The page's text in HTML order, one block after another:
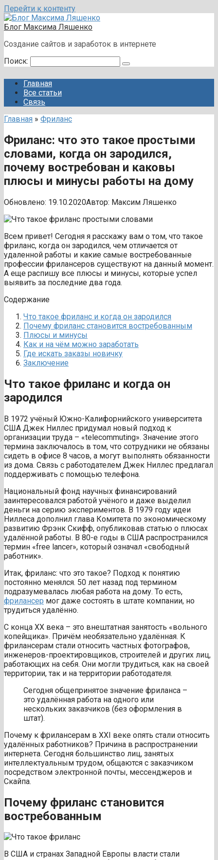
Перейти к контенту
Блог Максима Ляшенко
Создание сайтов и заработок в интернете
Поиск:
Главная
Все статьи
Связь
Главная » Фриланс
Фриланс: что это такое простыми
словами, когда он зародился,
почему востребован и каковы
плюсы и минусы работы на дому
Обновлено: 19.10.2020Автор: Максим Ляшенко
Всем привет! Сегодня я расскажу вам о том, что такое
фриланс, когда он зародился, чем отличается от
удаленной работы и какие самые востребованные
профессии фрилансеров существуют на данный момент.
А еще распишу все плюсы и минусы, которые успел
выявить за последние два года.
Содержание
Что такое фриланс и когда он зародился
Почему фриланс становится востребованным
Плюсы и минусы
Как и на чём можно заработать
Где искать заказы новичку
Заключение
Что такое фриланс и когда он
зародился
В 1972 учёный Южно-Калифорнийского университета
США Джек Ниллес придумал новый подход к
организации труда – «telecommuting». Значение этого
термина заключалось в том, что сотрудники не обязаны
сидеть в офисе 8 часов, а могут выполнять обязанности
из дома. Связь с работодателем Джек Ниллес предлагал
поддерживать с помощью телефона.
Национальный фонд научных финансирований
заинтересовался работой учёного и даже выделил
деньги на серию экспериментов. В 1979 году идеи
Ниллеса дополнил глава Комитета по экономическому
развитию Фрэнк Скифф, опубликовав статью о плюсах
удалённой работы. В 80-е годы в США распространился
термин «free lancer», который означал «свободный
работник».
Итак, фриланс: что это такое? Подход к понятию
постоянно менялся. 50 лет назад под термином
подразумевалась любая работа на дому. То есть,
фрилансер мог даже состоять в штате компании, но
трудиться удалённо.
С конца XX века – это внештатная занятость «вольного
копейщика». Причём необязательно удалённая. К
фрилансерам стали относить частных фотографов,
инженеров-проектировщиков, строителей и других лиц,
работающих на себя. Они могли трудиться, как на своей
территории, так и на территории работодателя.
Сегодня общепринятое значение фриланса –
это удалённая работа на одного или
нескольких заказчиков (без оформления в
штат).
Почему к фрилансерам в XXI веке опять стали относить
удалённых работников? Причина в распространении
интернета. Сегодня большинство лиц, занятых
интеллектуальным трудом, общаются с заказчиком
посредством электронной почты, мессенджеров и
Скайпа.
Почему фриланс становится
востребованным
В США и странах Западной Европы власти стали